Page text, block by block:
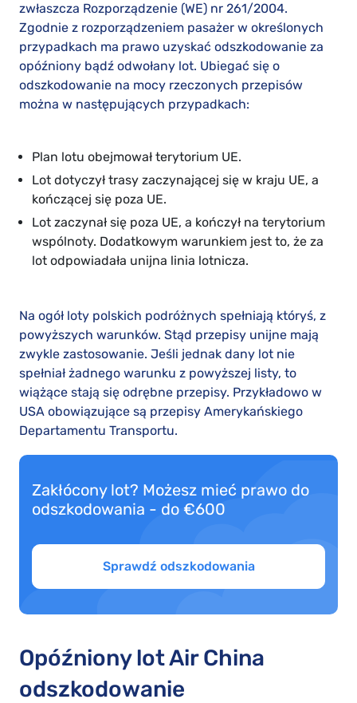
zwłaszcza Rozporządzenie (WE) nr 261/2004.
Zgodnie z rozporządzeniem pasażer w określonych
przypadkach ma prawo uzyskać odszkodowanie za
opóźniony bądź odwołany lot. Ubiegać się o
odszkodowanie na mocy rzeczonych przepisów
można w następujących przypadkach:
Plan lotu obejmował terytorium UE.
Lot dotyczył trasy zaczynającej się w kraju UE, a
kończącej się poza UE.
Lot zaczynał się poza UE, a kończył na terytorium
wspólnoty. Dodatkowym warunkiem jest to, że za
lot odpowiadała unijna linia lotnicza.
Na ogół loty polskich podróżnych spełniają któryś, z
powyższych warunków. Stąd przepisy unijne mają
zwykle zastosowanie. Jeśli jednak dany lot nie
spełniał żadnego warunku z powyższej listy, to
wiążące stają się odrębne przepisy. Przykładowo w
USA obowiązujące są przepisy Amerykańskiego
Departamentu Transportu.
Zakłócony lot? Możesz mieć prawo do
odszkodowania - do €600
Sprawdź odszkodowania
Opóźniony lot Air China
odszkodowanie